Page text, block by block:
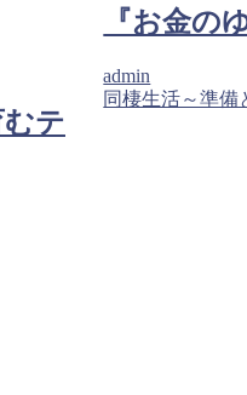
テ
『お金の
admin
同棲生活～準備